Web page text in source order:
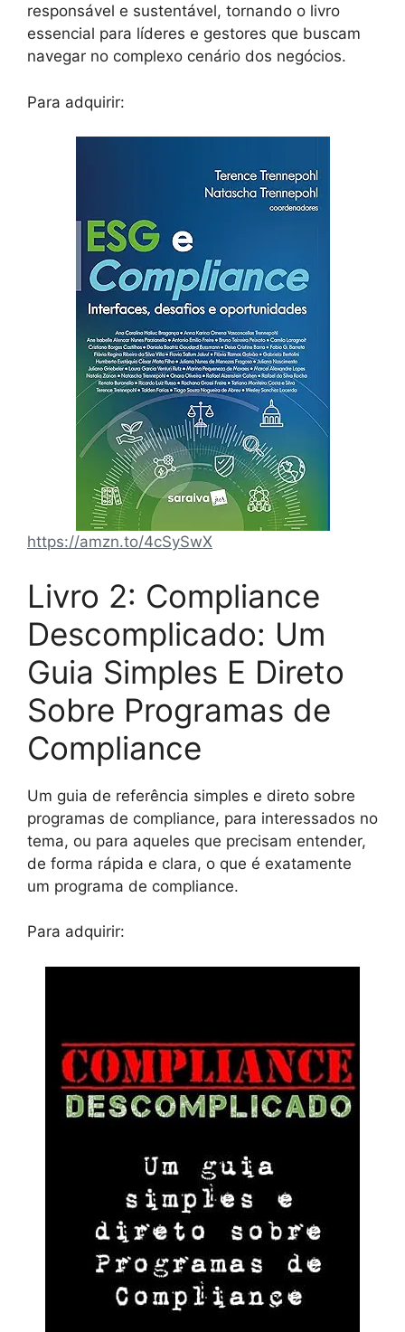
responsável e sustentável, tornando o livro
essencial para líderes e gestores que buscam
navegar no complexo cenário dos negócios.
Para adquirir:
https://amzn.to/4cSySwX
Livro 2: Compliance
Descomplicado: Um
Guia Simples E Direto
Sobre Programas de
Compliance
Um guia de referência simples e direto sobre
programas de compliance, para interessados no
tema, ou para aqueles que precisam entender,
de forma rápida e clara, o que é exatamente
um programa de compliance.
Para adquirir: